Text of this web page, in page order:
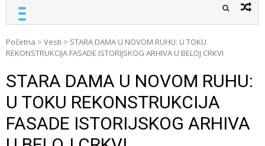
Početna > Vesti > STARA DAMA U NOVOM RUHU: U TOKU
REKONSTRUKCIJA FASADE ISTORIJSKOG ARHIVA U BELOJ CRKVI
STARA DAMA U NOVOM RUHU:
U TOKU REKONSTRUKCIJA
FASADE ISTORIJSKOG ARHIVA